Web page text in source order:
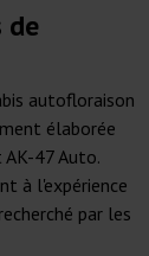
de
autofloraison
élaborée
47 Auto.
à l'expérience
par les